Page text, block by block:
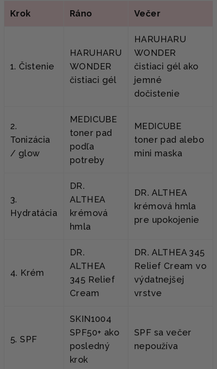
Krok Ráno Večer
1. Čistenie
HARUHARU
WONDER
čistiaci gél
HARUHARU
WONDER
čistiaci gél ako
jemné
dočistenie
2.
Tonizácia
/ glow
MEDICUBE
toner pad
podľa
potreby
MEDICUBE
toner pad alebo
mini maska
3.
Hydratácia
DR.
ALTHEA
krémová
hmla
DR. ALTHEA
krémová hmla
pre upokojenie
4. Krém
DR.
ALTHEA
345 Relief
Cream
DR. ALTHEA 345
Relief Cream vo
výdatnejšej
vrstve
5. SPF
SKIN1004
SPF50+ ako
posledný
krok
SPF sa večer
nepoužíva